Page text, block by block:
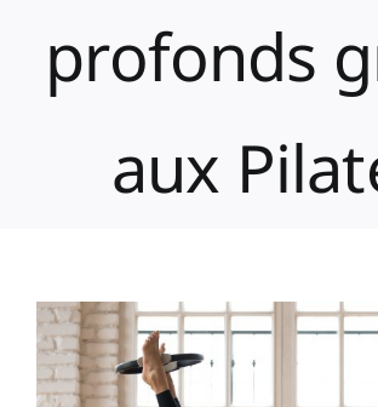
profonds
aux
Voir
l'image
agrandie